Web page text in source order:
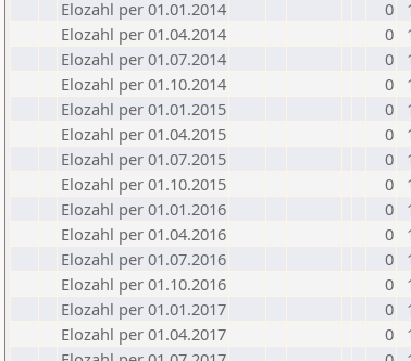
Elozahl per 01.01.2014
0
Elozahl per 01.04.2014
0
Elozahl per 01.07.2014
0
Elozahl per 01.10.2014
0
Elozahl per 01.01.2015
0
Elozahl per 01.04.2015
0
Elozahl per 01.07.2015
0
Elozahl per 01.10.2015
0
Elozahl per 01.01.2016
0
Elozahl per 01.04.2016
0
Elozahl per 01.07.2016
0
Elozahl per 01.10.2016
0
Elozahl per 01.01.2017
0
Elozahl per 01.04.2017
0